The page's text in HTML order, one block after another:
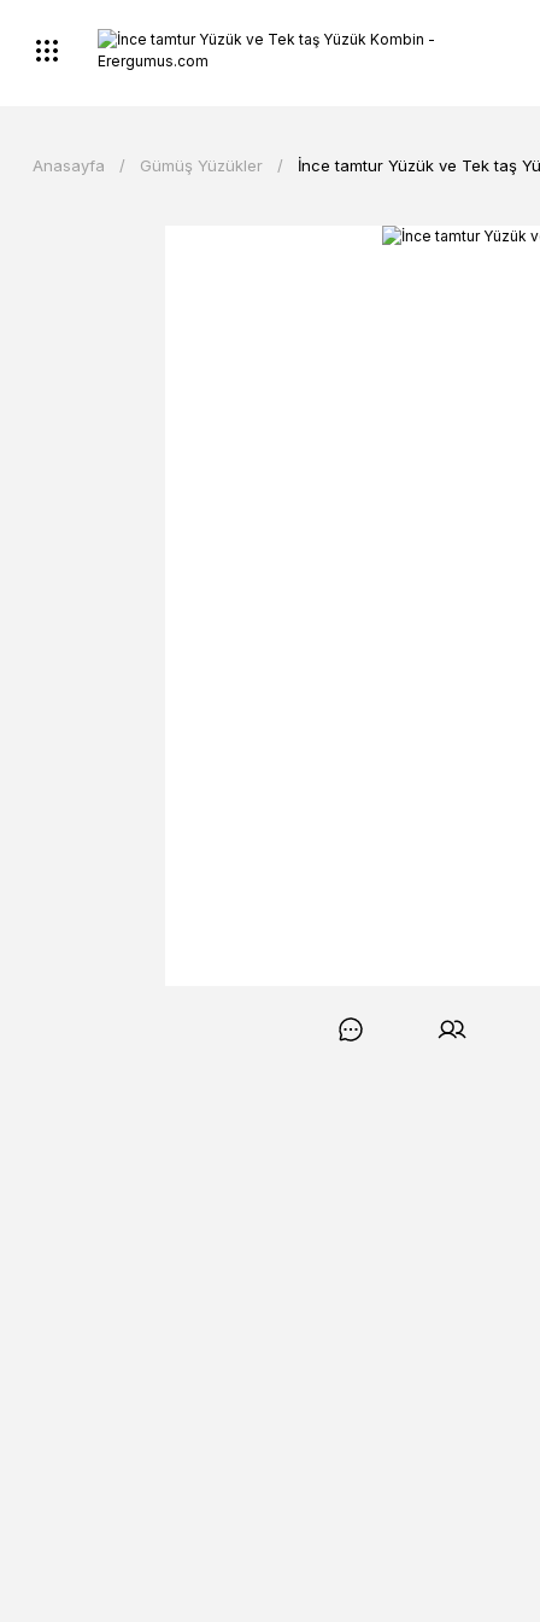
Anasayfa Gümüş Yüzükler İnce tamtur Yüzük ve Tek taş